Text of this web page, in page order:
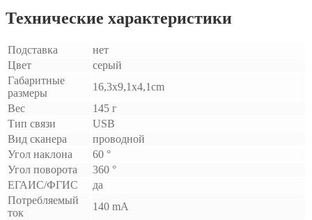
Технические характеристики
Подставка
нет
Цвет
серый
Габаритные
размеры
16,3x9,1x4,1cm
Вес
145 г
Тип связи
USB
Вид сканера
проводной
Угол наклона
60 °
Угол поворота
360 °
ЕГАИС/ФГИС
да
Потребляемый
ток
140 mA